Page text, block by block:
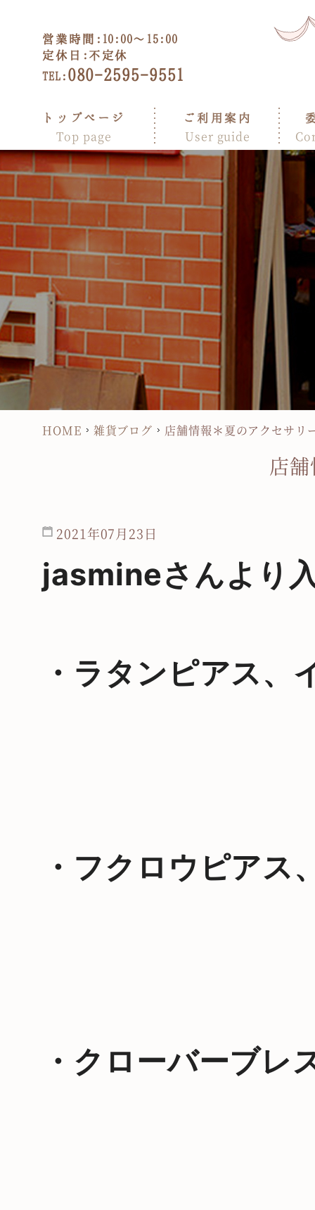
営業時間: 10:00～15:00
定休日: 不定休
TEL: 080-2595-9551
トップページ
Top page
ご利用案内
User guide
HOME 雑貨ブログ 店舗情報＊夏のアクセサリ
店
2021年07月23日
jasmineさんより
・ラタンピアス、
・フクロウピアス
・クローバーブレ